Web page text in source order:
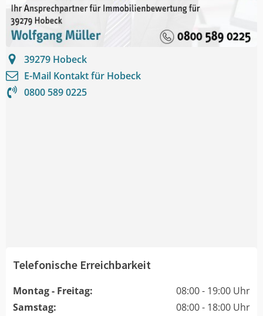
39279 Hobeck
E-Mail Kontakt für Hobeck
0800 589 0225
Telefonische Erreichbarkeit
Montag - Freitag:
08:00 - 19:00 Uhr
Samstag:
08:00 - 18:00 Uhr